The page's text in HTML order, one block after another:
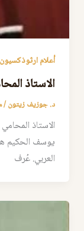
أعلام ارثوذكسيون
الاستاذ
د. جوزيف زيتون/
الاستاذ
يوسف الحكيم
العربي. عُرف